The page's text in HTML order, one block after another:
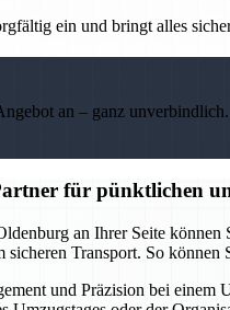
ein und bringt alles
an – ganz unverbindlich.
für pünktlichen
an Ihrer Seite
Transport. So
und Präzision bei